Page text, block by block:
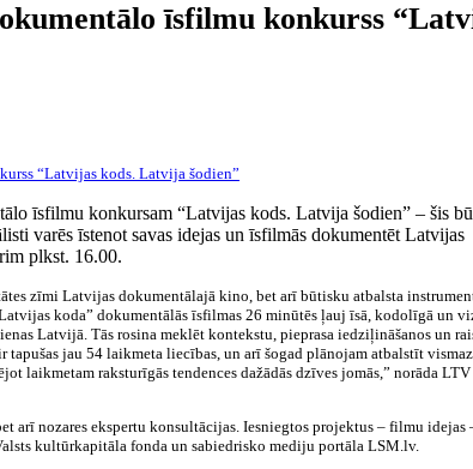
īsfilmu konkurss
īsfilmu konkursam “Latvijas kods. Latvija šodien” – šis
varēs īstenot savas idejas un īsfilmās dokumentēt Latvijas
plkst. 16.00.
zīmi Latvijas dokumentālajā kino, bet arī būtisku atbalsta
koda” dokumentālās īsfilmas 26 minūtēs ļauj īsā, kodolīgā un
Latvijā. Tās rosina meklēt kontekstu, pieprasa iedziļināšanos un
jau 54 laikmeta liecības, un arī šogad plānojam atbalstīt
laikmetam raksturīgās tendences dažādās dzīves jomās,” norāda LTV
arī nozares ekspertu konsultācijas. Iesniegtos projektus – filmu idejas
kultūrkapitāla fonda un sabiedrisko mediju portāla LSM.lv.